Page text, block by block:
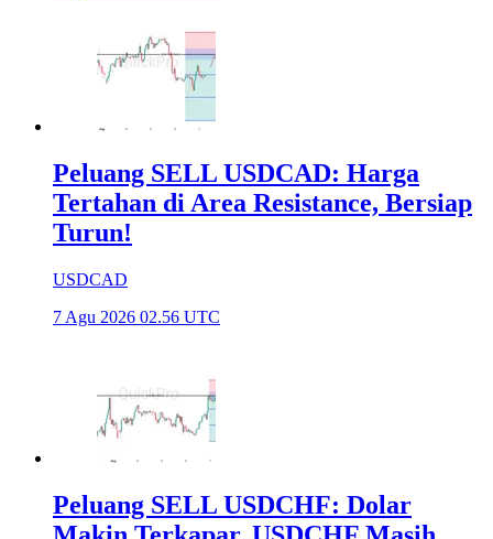
Peluang SELL USDCAD: Harga
Tertahan di Area Resistance, Bersiap
Turun!
USDCAD
7 Agu 2026 02.56 UTC
Peluang SELL USDCHF: Dolar